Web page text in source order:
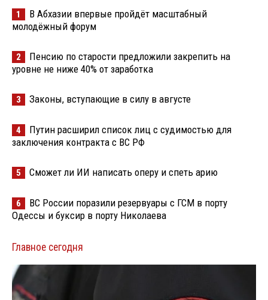
1
В Абхазии впервые пройдёт масштабный
молодёжный форум
2
Пенсию по старости предложили закрепить на
уровне не ниже 40% от заработка
3 Законы, вступающие в силу в августе
4
Путин расширил список лиц с судимостью для
заключения контракта с ВС РФ
5 Сможет ли ИИ написать оперу и спеть арию
6
ВС России поразили резервуары с ГСМ в порту
Одессы и буксир в порту Николаева
Главное сегодня